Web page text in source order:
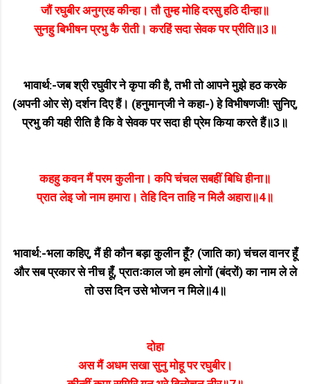
जौं रघुबीर अनुग्रह कीन्हा। तौ तुम्ह मोहि दरसु हठि दीन्हा॥
सुनहु बिभीषन प्रभु कै रीती। करहिं सदा सेवक पर प्रीति॥3॥
भावार्थ:-जब श्री रघुवीर ने कृपा की है, तभी तो आपने मुझे हठ करके
(अपनी ओर से) दर्शन दिए हैं। (हनुमान्‌जी ने कहा-) हे विभीषणजी! सुनिए,
प्रभु की यही रीति है कि वे सेवक पर सदा ही प्रेम किया करते हैं॥3॥
कहहु कवन मैं परम कुलीना। कपि चंचल सबहीं बिधि हीना॥
प्रात लेइ जो नाम हमारा। तेहि दिन ताहि न मिलै अहारा॥4॥
भावार्थ:-भला कहिए, मैं ही कौन बड़ा कुलीन हूँ? (जाति का) चंचल वानर हूँ
और सब प्रकार से नीच हूँ, प्रातःकाल जो हम लोगों (बंदरों) का नाम ले ले
तो उस दिन उसे भोजन न मिले॥4॥
दोहा
अस मैं अधम सखा सुनु मोहू पर रघुबीर।